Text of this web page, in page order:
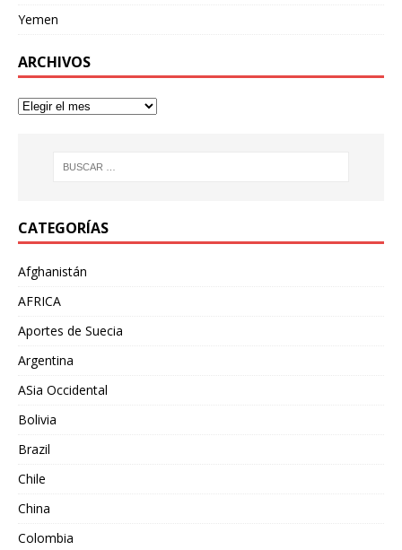
Yemen
ARCHIVOS
CATEGORÍAS
Afghanistán
AFRICA
Aportes de Suecia
Argentina
ASia Occidental
Bolivia
Brazil
Chile
China
Colombia